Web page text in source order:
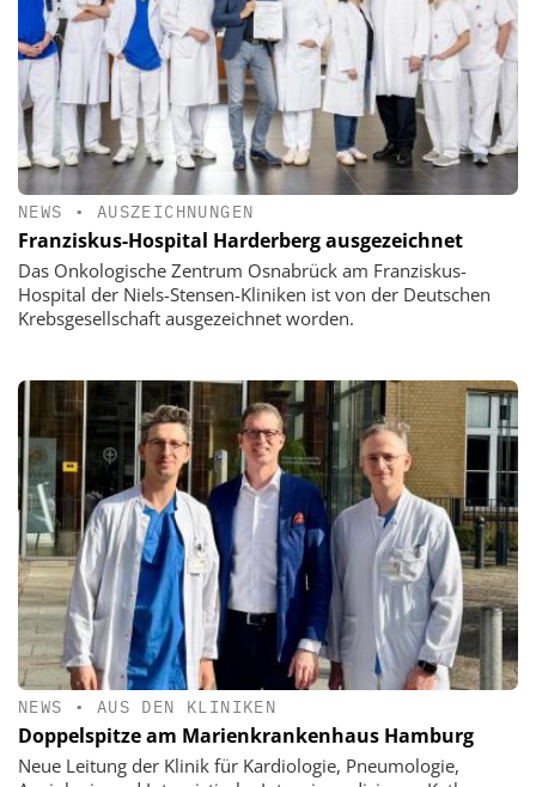
NEWS • AUSZEICHNUNGEN
Franziskus-Hospital Harderberg ausgezeichnet
Das Onkologische Zentrum Osnabrück am Franziskus-
Hospital der Niels-Stensen-Kliniken ist von der Deutschen
Krebsgesellschaft ausgezeichnet worden.
NEWS • AUS DEN KLINIKEN
Doppelspitze am Marienkrankenhaus Hamburg
Neue Leitung der Klinik für Kardiologie, Pneumologie,